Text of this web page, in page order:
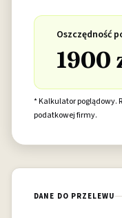
Oszczędność
1900
* Kalkulator poglądowy.
podatkowej firmy.
DANE DO PRZELEWU